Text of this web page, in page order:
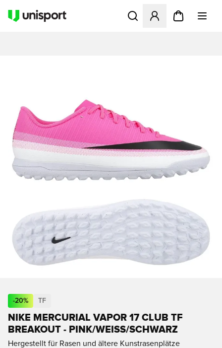
Öffnet ein neues Fenster
-20% TF
NIKE MERCURIAL VAPOR 17 CLUB TF
BREAKOUT - PINK/WEISS/SCHWARZ
Hergestellt für Rasen und ältere Kunstrasenplätze